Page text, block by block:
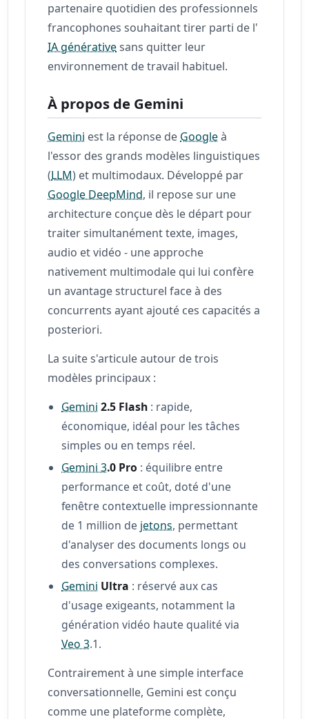
partenaire quotidien des professionnels
francophones souhaitant tirer parti de l'
IA générativesans quitter leur
environnement de travail habituel.
À propos de Gemini
Gemini est la réponse de Googleà
l'essor des grands modèles linguistiques
(LLM) et multimodaux. Développé par
Google DeepMind, il repose sur une
architecture conçue dès le départ pour
traiter simultanément texte, images,
audio et vidéo - une approche
nativement multimodale qui lui confère
un avantage structurel face à des
concurrents ayant ajouté ces capacités a
posteriori.
La suite s'articule autour de trois
modèles principaux :
Gemini 2.5 Flash : rapide,
économique, idéal pour les tâches
simples ou en temps réel.
Gemini 3.0 Pro : équilibre entre
performance et coût, doté d'une
fenêtre contextuelle impressionnante
de 1 million de jetons, permettant
d'analyser des documents longs ou
des conversations complexes.
Gemini Ultra : réservé aux cas
d'usage exigeants, notamment la
génération vidéo haute qualité via
Veo 3.1.
Contrairement à une simple interface
conversationnelle, Gemini est conçu
comme une plateforme complète,